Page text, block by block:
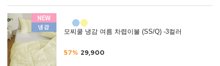
모찌쿨 냉감 여름 차렵이불 (SS/Q) -3컬러
57% 29,900